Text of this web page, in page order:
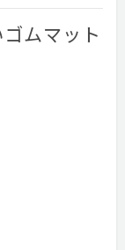
ムマット